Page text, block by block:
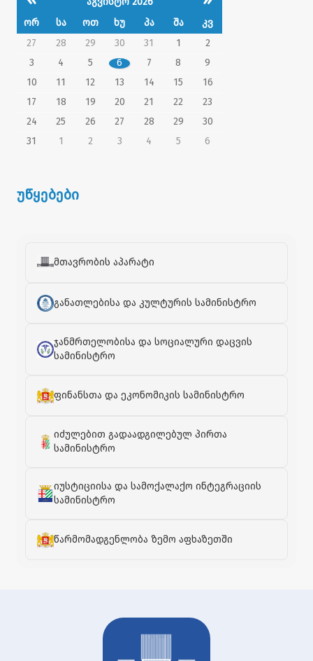
ორ სა ოთ ხუ პა შა
კვ
27
28 29 30 31 1
2
3
4 5 6 7 8
9
10
11 12 13 14 15
16
17
18 19 20 21 22
23
24
25 26 27 28 29
30
31
1 2 3 4 5 6
უწყებები
მთავრობის აპარატი
განათლებისა და კულტურის სამინისტრო
ჯანმრთელობისა და სოციალური დაცვის
სამინისტრო
ფინანსთა და ეკონომიკის სამინისტრო
იძულებით გადაადგილებულ პირთა
სამინისტრო
იუსტიციისა და სამოქალაქო ინტეგრაციის
სამინისტრო
წარმომადგენლობა ზემო აფხაზეთში